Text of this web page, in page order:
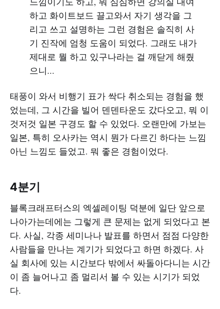
하고 화이트보드 끌고와서 자기 생각을 그
리고 쓰고 설명하는 그런 경험은 솔직히 사
기 진작에 엄청 도움이 되었다. 그래도 내가
제대로 뭘 하고 있구나라는 걸 깨닫게 해줬
으니...
태풍이 와서 비행기 표가 싹다 취소되는 경험을 했
었는데, 그 시간을 빌어 덴덴타운도 갔다오고, 뭐 이
것저것 일본 구경도 할 수 있었다. 오랜만에 가보는
일본, 특히 오사카는 역시 뭔가 다르긴 하다는 느낌
아닌 느낌도 들었고. 뭐 좋은 경험이었다.
4분기
블록크래프터스의 엑셀레이팅 덕분에 일단 앞으로
나아가는데에는 그렇게 큰 문제는 없게 되었다고 본
다. 사실, 각종 세미나나 발표를 하면서 점점 다양한
사람들을 만나는 계기가 되었다고 하면 하겠다. 사
실 회사에 있는 시간보다 밖에서 싸돌아다니는 시간
이 좀 늘어나고 좀 멀리서 볼 수 있는 시기가 되었
다.